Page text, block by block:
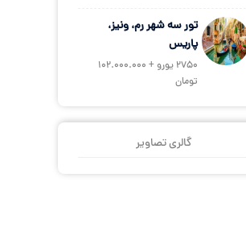
تور سه شهر رم، ونیز،
پاریس
2750 یورو + 102.000.000
تومان
گالری تصاویر